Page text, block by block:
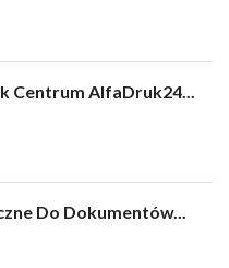
Centrum AlfaDruk24...
Do Dokumentów...